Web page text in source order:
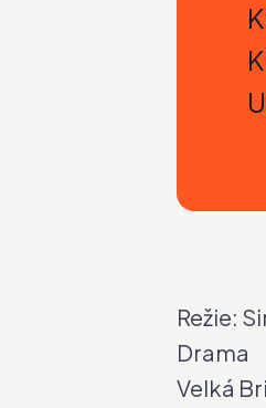
Režie:
Drama
Velká